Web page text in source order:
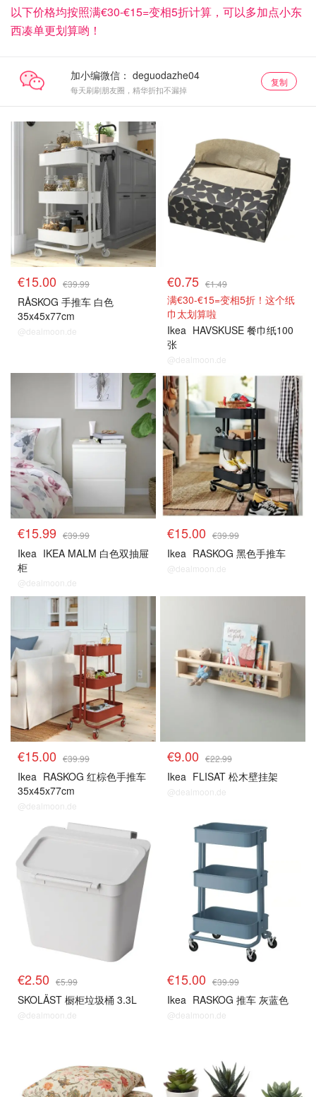
以下价格均按照满€30-€15=变相5折计算，可以多加点小东
西凑单更划算哟！
加小编微信：
每天刷刷朋友圈，精华折扣不漏掉
复制
€15.00 €39.99
RÅSKOG 手推车 白色
35x45x77cm
@dealmoon.de
€0.75 €1.49
满€30-€15=变相5折！这个纸
巾太划算啦
Ikea HAVSKUSE 餐巾纸100
张
@dealmoon.de
€15.99 €39.99
Ikea IKEA MALM 白色双抽屉
柜
@dealmoon.de
€15.00 €39.99
Ikea RASKOG 黑色手推车
@dealmoon.de
€15.00 €39.99
Ikea RASKOG 红棕色手推车
35x45x77cm
@dealmoon.de
€9.00 €22.99
Ikea FLISAT 松木壁挂架
@dealmoon.de
€2.50 €5.99
SKOLÄST 橱柜垃圾桶 3.3L
@dealmoon.de
€15.00 €39.99
Ikea RASKOG 推车 灰蓝色
@dealmoon.de